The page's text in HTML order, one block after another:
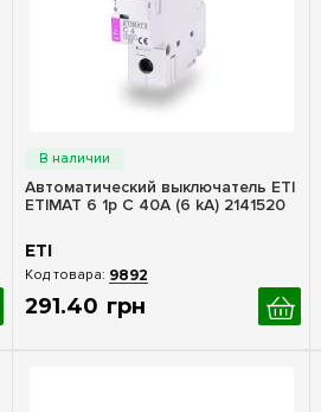
Автоматический выключатель ETI
ETIMAT 6 1p С 40А (6 kA) 2141520
ETI
9892
291.40 грн